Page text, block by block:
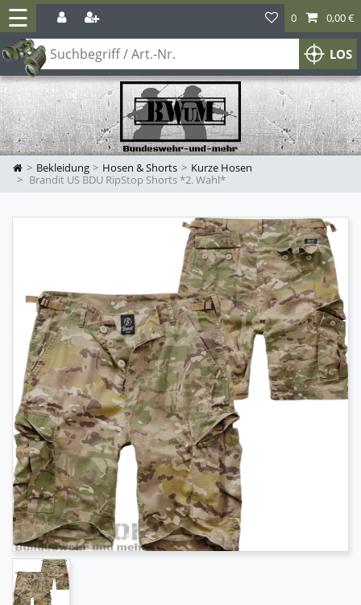
☰
LOS
0 0,00 €
Bekleidung Hosen & Shorts
Kurze Hosen
Brandit US BDU RipStop Shorts *2. Wahl*